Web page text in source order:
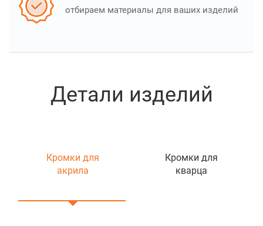
отбираем материалы для ваших изделий
Детали изделий
Кромки для
акрила
Кромки для
кварца